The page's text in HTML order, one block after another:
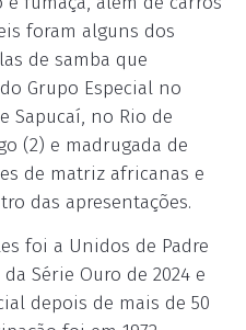
foram alguns dos
de samba que
Grupo Especial no
Sapucaí, no Rio de
(2) e madrugada de
de matriz africanas e
das apresentações.
foi a Unidos de Padre
Série Ouro de 2024 e
depois de mais de 50